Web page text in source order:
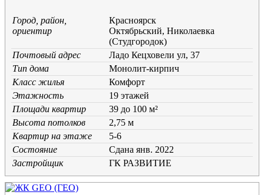
Город, район,
ориентир
Красноярск
Октябрьский, Николаевка
(Студгородок)
Почтовый адрес
Ладо Кецховели ул, 37
Тип дома
Монолит-кирпич
Класс жилья
Комфорт
Этажность
19 этажей
Площади квартир
39 до 100 м²
Высота потолков
2,75 м
Квартир на этаже
5-6
Состояние
Cдана янв. 2022
Застройщик
ГК РАЗВИТИЕ